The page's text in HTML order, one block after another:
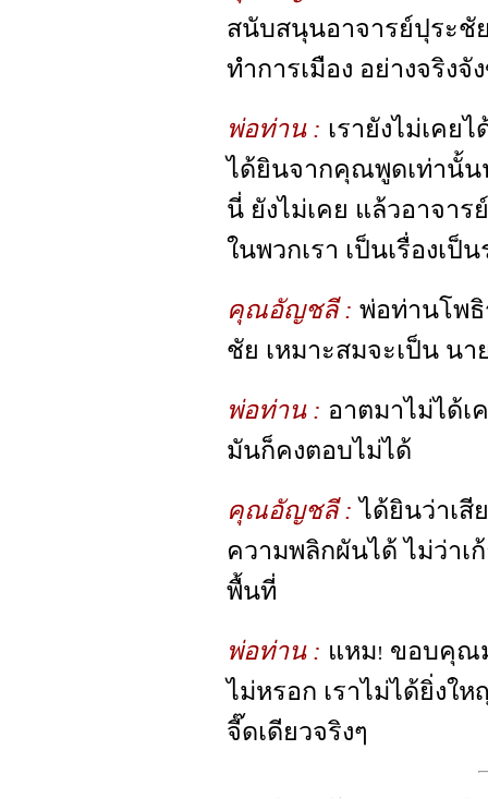
สนับสนุนอาจารย์ปุระชั
ทำการเมือง อย่างจริงจั
พ่อท่าน : เรายังไม่เคย
ได้ยินจากคุณพูดเท่านั้น
นี่ ยังไม่เคย แล้วอาจา
ในพวกเรา เป็นเรื่องเป็
คุณอัญชลี : พ่อท่านโพธิ
ชัย เหมาะสมจะเป็น น
พ่อท่าน : อาตมาไม่ได้เ
มันก็คงตอบไม่ได้
คุณอัญชลี : ได้ยินว่าเสี
ความพลิกผันได้ ไม่ว่าเ
พื้นที่
พ่อท่าน : แหม! ขอบคุณ
ไม่หรอก เราไม่ได้ยิ่งใ
จี๊ดเดียวจริงๆ